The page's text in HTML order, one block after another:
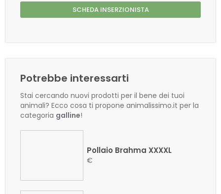
SCHEDA INSERZIONISTA
Potrebbe interessarti
Stai cercando nuovi prodotti per il bene dei tuoi
animali? Ecco cosa ti propone animalissimo.it per la
categoria galline!
Pollaio Brahma XXXXL
€